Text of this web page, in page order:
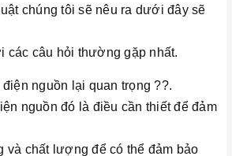
chúng tôi sẽ nêu ra dưới đây sẽ
các câu hỏi thường gặp nhất.
nguồn lại quan trọng ??.
nguồn đó là điều cần thiết để đảm
và chất lượng để có thể đảm bảo